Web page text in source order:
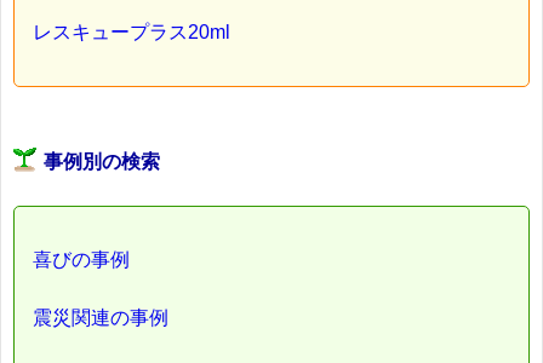
レスキュープラス20ml
事例別の検索
喜びの事例
震災関連の事例